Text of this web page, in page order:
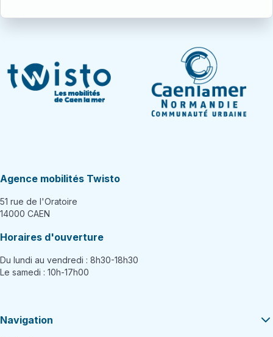
Agence mobilités Twisto
51 rue de l'Oratoire
14000 CAEN
Horaires d'ouverture
Du lundi au vendredi : 8h30-18h30
Le samedi : 10h-17h00
Navigation